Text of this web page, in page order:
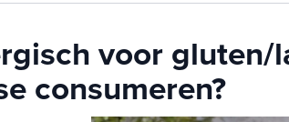
voor gluten/
consumeren?